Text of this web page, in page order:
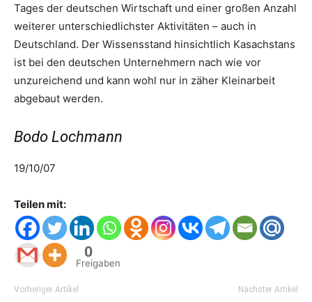
Tages der deutschen Wirtschaft und einer großen Anzahl
weiterer unterschiedlichster Aktivitäten – auch in
Deutschland. Der Wissensstand hinsichtlich Kasachstans
ist bei den deutschen Unternehmern nach wie vor
unzureichend und kann wohl nur in zäher Kleinarbeit
abgebaut werden.
Bodo Lochmann
19/10/07
Teilen mit:
0
Freigaben
Vorheriger Artikel Nächster Artikel